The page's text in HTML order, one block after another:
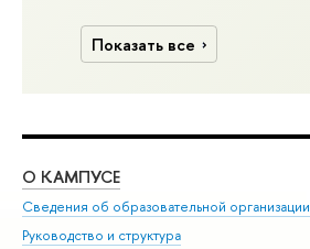
Показать все
О КАМПУСЕ
Сведения об образовательной организации
Руководство и структура